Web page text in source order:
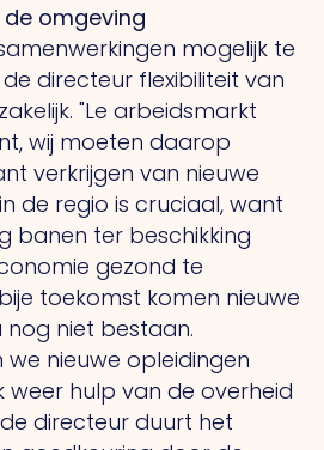
omgeving
mogelijk te
directeur flexibiliteit van
"Le arbeidsmarkt
wij moeten daarop
verkrijgen van nieuwe
de regio is cruciaal, want
banen ter beschikking
gezond te
toekomst komen nieuwe
nog niet bestaan.
nieuwe opleidingen
weer hulp van de overheid
de directeur duurt het